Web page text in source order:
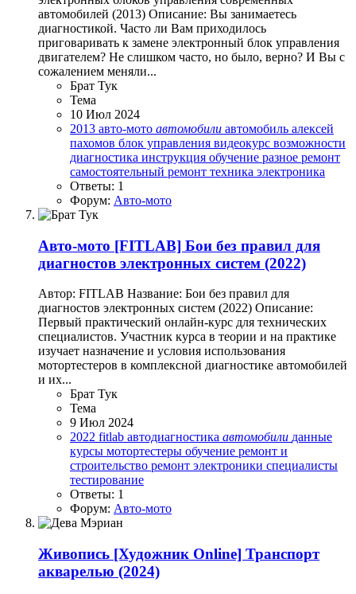
автомобилей (2013) Описание: Вы занимаетесь
диагностикой. Часто ли Вам приходилось
приговаривать к замене электронный блок управления
двигателем? Не слишком часто, но было, верно? И Вы с
сожалением меняли...
Брат Тук
Тема
10 Июл 2024
2013 авто-мото автомобили автомобиль алексей
пахомов блок управления видеокурс возможности
диагностика инструкция обучение разное ремонт
самостоятельный ремонт техника электроника
Ответы: 1
Форум: Авто-мото
Авто-мото [FITLAB] Бои без правил для
диагностов электронных систем (2022)
Автор: FITLAB Название: Бои без правил для
диагностов электронных систем (2022) Описание:
Первый практический онлайн-курс для технических
специалистов. Участник курса в теории и на практике
изучает назначение и условия использования
мотортестеров в комплексной диагностике автомобилей
и их...
Брат Тук
Тема
9 Июл 2024
2022 fitlab автодиагностика автомобили данные
курсы мотортестеры обучение ремонт и
строительство ремонт электроники специалисты
тестирование
Ответы: 1
Форум: Авто-мото
Живопись [Художник Online] Транспорт
акварелью (2024)